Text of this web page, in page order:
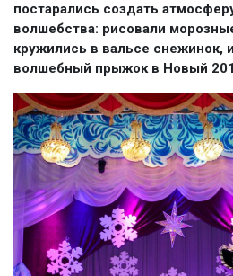
постарались создать
волшебства: рисовали
кружились в вальсе снежинок,
волшебный прыжок в Новый